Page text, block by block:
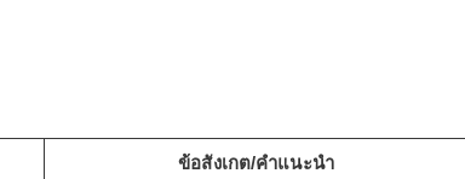
ข้อสังเกต/คำแนะนำ